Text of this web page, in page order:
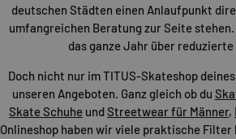
deutschen Städten einen Anlaufpunkt
umfangreichen Beratung zur Seite
das ganze Jahr über
Doch nicht nur im TITUS-Skateshop
unseren Angeboten. Ganz gleich ob du
Skate Schuhe undStreetwear für Männer,
Onlineshop haben wir viele praktische